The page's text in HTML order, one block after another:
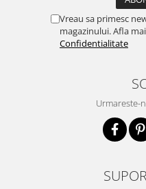
Vreau sa primesc
magazinului. Afla
Confidentialitate
Urmareste-